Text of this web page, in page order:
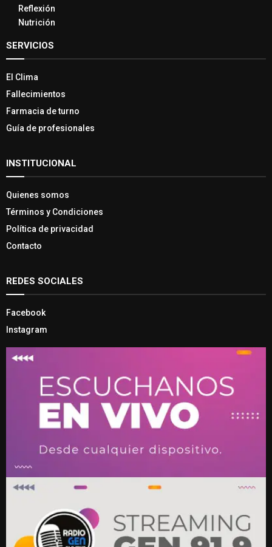
Reflexión
Nutrición
SERVICIOS
El Clima
Fallecimientos
Farmacia de turno
Guía de profesionales
INSTITUCIONAL
Quienes somos
Términos y Condiciones
Política de privacidad
Contacto
REDES SOCIALES
Facebook
Instagram